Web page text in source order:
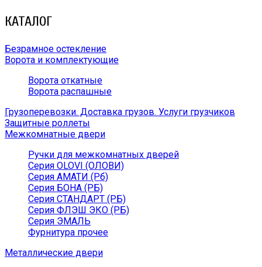
КАТАЛОГ
Безрамное остекление
Ворота и комплектующие
Ворота откатные
Ворота распашные
Грузоперевозки. Доставка грузов. Услуги грузчиков
Защитные роллеты
Межкомнатные двери
Ручки для межкомнатных дверей
Серия OLOVI (ОЛОВИ)
Серия АМАТИ (Рб)
Серия БОНА (РБ)
Серия СТАНДАРТ (РБ)
Серия ФЛЭШ ЭКО (РБ)
Серия ЭМАЛЬ
Фурнитура прочее
Металлические двери